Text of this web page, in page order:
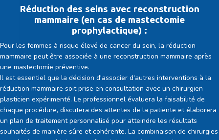
Réduction des seins avec reconstruction
mammaire (en cas de mastectomie
prophylactique) :
Pour les femmes à risque élevé de cancer du sein, la réduction
mammaire peut être associée à une reconstruction mammaire après
une mastectomie préventive.
Il est essentiel que la décision d'associer d'autres interventions à la
réduction mammaire soit prise en consultation avec un chirurgien
plasticien expérimenté. Le professionnel évaluera la faisabilité de
chaque procédure, discutera des attentes de la patiente et élaborera
un plan de traitement personnalisé pour atteindre les résultats
souhaités de manière sûre et cohérente. La combinaison de chirurgies